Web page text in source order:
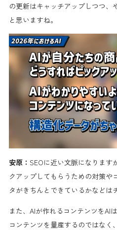
の更新はキャッチアップしつつ、
と思いますね。
安原： SEOに近い文脈になります
クアップしてもらうための対策や
タがきちんとできているかなどは
また、AIが作れるコンテンツをAI
コンテンツを量産するのではなく